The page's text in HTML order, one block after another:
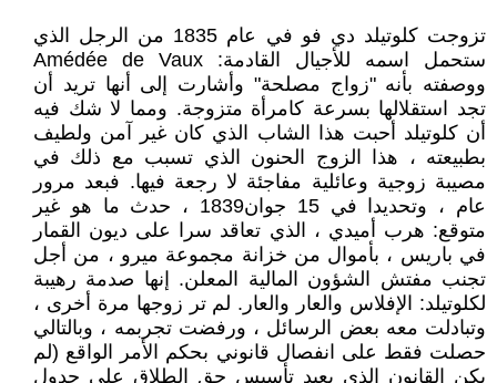
تزوجت كلوتيلد دي فو في عام 1835 من الرجل الذي
ستحمل اسمه للأجيال القادمة: Amédée de Vaux
ووصفته بأنه "زواج مصلحة" وأشارت إلى أنها تريد أن
تجد استقلالها بسرعة كامرأة متزوجة. ومما لا شك فيه
أن كلوتيلد أحبت هذا الشاب الذي كان غير آمن ولطيف
بطبيعته ، هذا الزوج الحنون الذي تسبب مع ذلك في
مصيبة زوجية وعائلية مفاجئة لا رجعة فيها. فبعد مرور
عام ، وتحديدا في 15 جوان1839 ، حدث ما هو غير
متوقع: هرب أميدي ، الذي تعاقد سرا على ديون القمار
في باريس ، بأموال من خزانة مجموعة ميرو ، من أجل
تجنب مفتش الشؤون المالية المعلن. إنها صدمة رهيبة
لكلوتيلد: الإفلاس والعار والعار. لم تر زوجها مرة أخرى ،
وتبادلت معه بعض الرسائل ، ورفضت تجربمه ، وبالتالي
حصلت فقط على انفصال قانوني بحكم الأمر الواقع (لم
يكن القانون الذي يعيد تأسيس حق الطلاق على جدول